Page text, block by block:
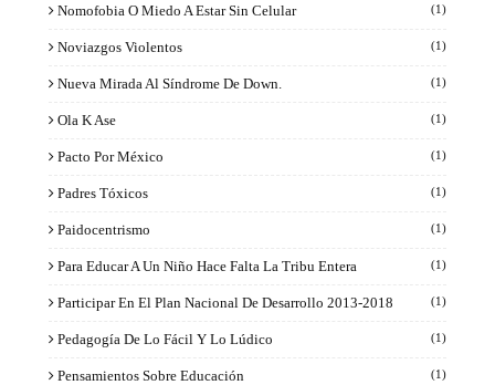
Nomofobia O Miedo A Estar Sin Celular (1)
Noviazgos Violentos (1)
Nueva Mirada Al Síndrome De Down. (1)
Ola K Ase (1)
Pacto Por México (1)
Padres Tóxicos (1)
Paidocentrismo (1)
Para Educar A Un Niño Hace Falta La Tribu Entera (1)
Participar En El Plan Nacional De Desarrollo 2013-2018 (1)
Pedagogía De Lo Fácil Y Lo Lúdico (1)
Pensamientos Sobre Educación (1)